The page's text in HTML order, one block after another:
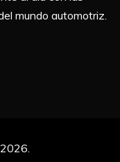
mundo automotriz.